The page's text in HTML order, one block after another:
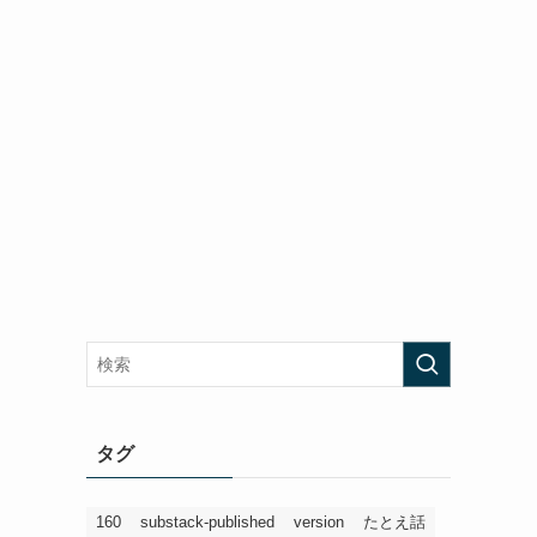
タグ
160 substack-published version たとえ話